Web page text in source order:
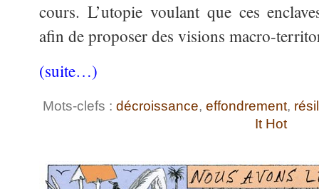
cours. L’utopie voulant que ces
afin de proposer des visions macro-
(suite…)
Mots-clefs : décroissance, effondrement,
It Hot